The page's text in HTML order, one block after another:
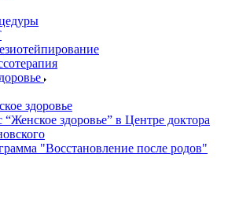
здоровье
“Женское здоровье” в Центре доктора
"Восстановление после родов"